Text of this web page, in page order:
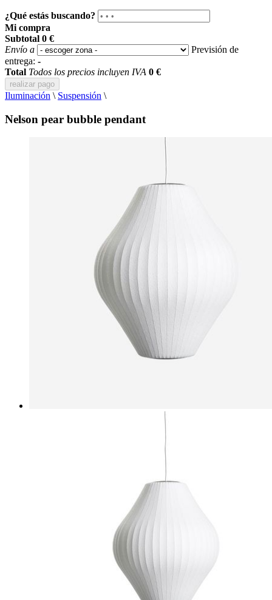
¿Qué estás buscando?
Mi compra
Subtotal 0 €
Envío a
Previsión de
entrega: -
Total Todos los precios incluyen IVA 0 €
realizar pago
Iluminación \ Suspensión \
Nelson pear bubble pendant